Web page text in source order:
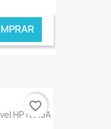
€ ONLINE
HP N913A
favorite_border